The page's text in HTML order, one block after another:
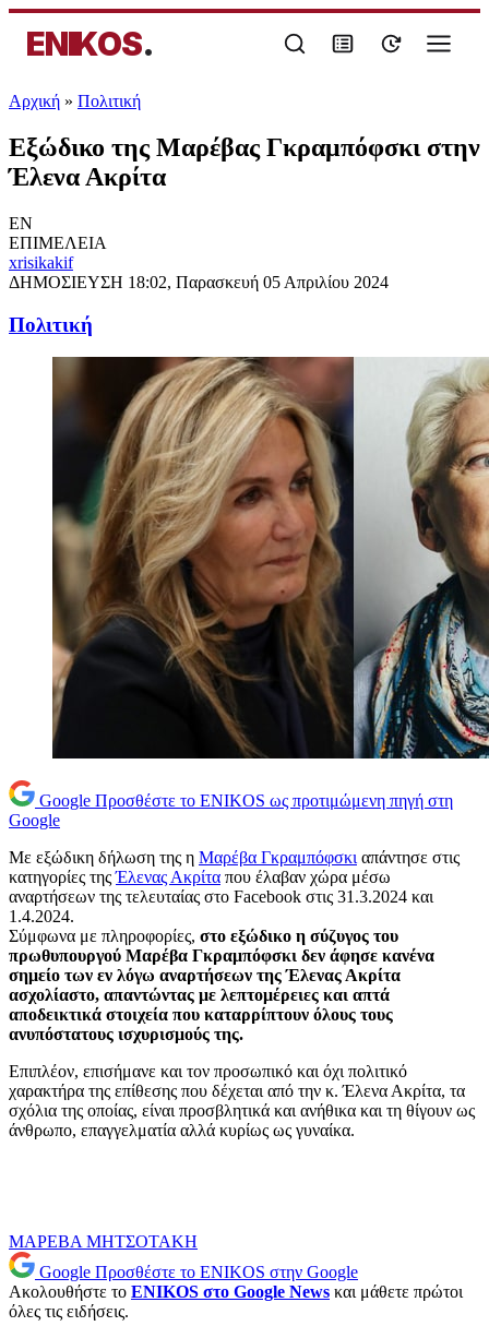
ENIKOS.
Αρχική » Πολιτική
Εξώδικο της Μαρέβας Γκραμπόφσκι στην
Έλενα Ακρίτα
EN
ΕΠΙΜΕΛΕΙΑ
xrisikakif
ΔΗΜΟΣΙΕΥΣΗ 18:02, Παρασκευή 05 Απριλίου 2024
Πολιτική
Google Προσθέστε το ENIKOS ως προτιμώμενη πηγή στη
Google
Με εξώδικη δήλωση της η Μαρέβα Γκραμπόφσκι απάντησε στις
κατηγορίες τηςΈλενας Ακρίτα που έλαβαν χώρα μέσω
αναρτήσεων της τελευταίας στο Facebook στις 31.3.2024 και
1.4.2024.
Σύμφωνα με πληροφορίες, στο εξώδικο η σύζυγος του
πρωθυπουργού Μαρέβα Γκραμπόφσκι δεν άφησε κανένα
σημείο των εν λόγω αναρτήσεων της Έλενας Ακρίτα
ασχολίαστο, απαντώντας με λεπτομέρειες και απτά
αποδεικτικά στοιχεία που καταρρίπτουν όλους τους
ανυπόστατους ισχυρισμούς της.
Επιπλέον, επισήμανε και τον προσωπικό και όχι πολιτικό
χαρακτήρα της επίθεσης που δέχεται από την κ. Έλενα Ακρίτα, τα
σχόλια της οποίας, είναι προσβλητικά και ανήθικα και τη θίγουν ως
άνθρωπο, επαγγελματία αλλά κυρίως ως γυναίκα.
ΜΑΡΕΒΑ ΜΗΤΣΟΤΑΚΗ
Google Προσθέστε το ENIKOS στην Google
Ακολουθήστε το ENIKOS στο Google News και μάθετε πρώτοι
όλες τις ειδήσεις.